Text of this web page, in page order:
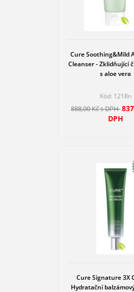
Cure Soothing&Mild
Cleanser - Zklidňující
s aloe vera
Kód: 1218n
888,00 Kč s DPH
DPH
Cure Signature 3X
Hydratační